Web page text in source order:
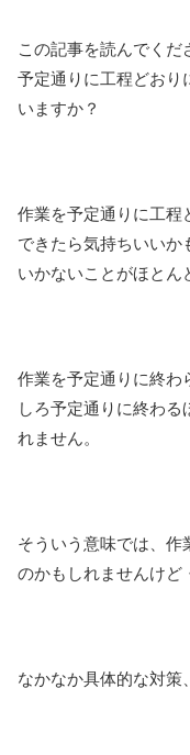
この記事を読んでくだ
予定通りに工程どおり
いますか？
作業を予定通りに工程
できたら気持ちいいか
いかないことがほとん
作業を予定通りに終わ
しろ予定通りに終わ
れません。
そういう意味では、作
のかもしれませんけど
なかなか具体的な対策